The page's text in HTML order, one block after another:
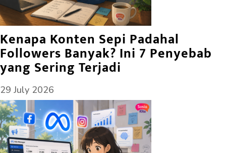
Kenapa Konten Sepi Padahal
Followers Banyak? Ini 7 Penyebab
yang Sering Terjadi
29 July 2026